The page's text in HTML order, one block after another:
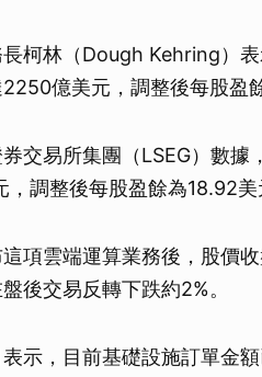
柯林（Dough Kehring）
億美元，調整後每股盈
交易所集團（LSEG）數
，調整後每股盈餘為18.92美
項雲端運算業務後，股價
後交易反轉下跌約2%。
示，目前基礎設施訂單金